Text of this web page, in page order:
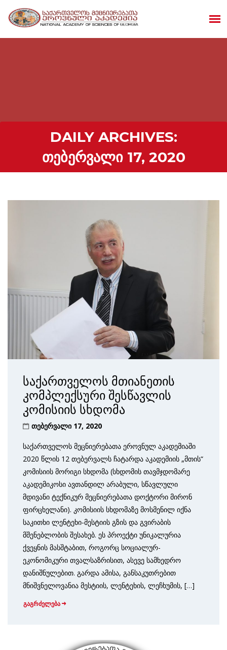
DAILY ARCHIVES:
ᲗᲔᲑᲔᲠᲕᲐᲚᲘ 17, 2020
საქართველოს მთიანეთის
კომპლექსური შესწავლის
კომისიის სხდომა
თებერვალი 17, 2020
საქართველოს მეცნიერებათა ეროვნულ აკადემიაში
2020 წლის 12 თებერვალს ჩატარდა აკადემიის „მთის“
კომისიის მორიგი სხდომა (სხდომის თავმჯდომარე
აკადემიკოსი ავთანდილ არაბული, სწავლული
მდივანი ტექნიკურ მეცნიერებათა დოქტორი მირონ
ფირცხელანი). კომისიის სხდომაზე მოსმენილ იქნა
საკითხი ლენტეხი-მესტიის გზის და გვირაბის
მშენებლობის შესახებ. ეს პროექტი უნიკალურია
ქვეყნის მასშტაბით, როგორც სოციალურ-
ეკონომიკური თვალსაზრისით, ასევე სამხედრო
დანიშნულებით. გარდა ამისა, განსაკუთრებით
მნიშვნელოვანია მესტიის, ლენტეხის, ლეჩხუმის, […]
გაგრძელება